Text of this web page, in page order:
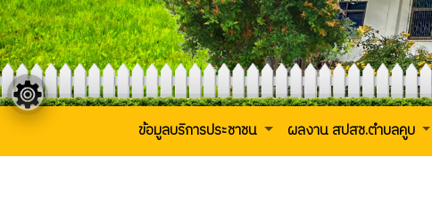
ข้อมูลบริการประชาชน ผลงาน สปสช.ตำบลคูบ